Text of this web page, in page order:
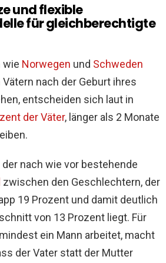
und flexible
für gleichberechtigte
wie Norwegen und Schweden
nach der Geburt ihres
entscheiden sich laut in
der Väter, länger als 2 Monate
nach wie vor bestehende
zwischen den Geschlechtern, der
19 Prozent und damit deutlich
von 13 Prozent liegt. Für
ein Mann arbeitet, macht
der Vater statt der Mutter